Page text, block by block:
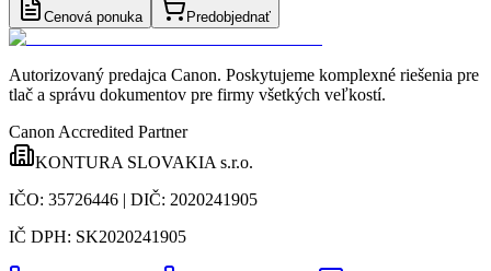
Cenová ponuka Predobjednať
Autorizovaný predajca Canon. Poskytujeme komplexné riešenia pre
tlač a správu dokumentov pre firmy všetkých veľkostí.
Canon Accredited Partner
KONTURA SLOVAKIA s.r.o.
IČO: 35726446 | DIČ: 2020241905
IČ DPH: SK2020241905